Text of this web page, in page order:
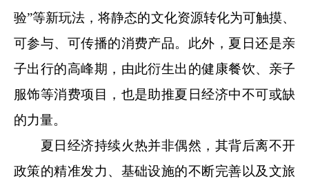
验”等新玩法，将静态的文化资源转化为可触摸、
可参与、可传播的消费产品。此外，夏日还是亲
子出行的高峰期，由此衍生出的健康餐饮、亲子
服饰等消费项目，也是助推夏日经济中不可或缺
的力量。
夏日经济持续火热并非偶然，其背后离不开
政策的精准发力、基础设施的不断完善以及文旅